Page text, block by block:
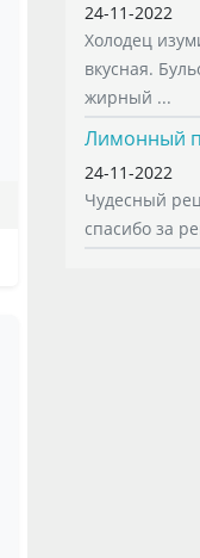
24-11-2022
Холодец
вкусная.
жирный ...
Лимонный
24-11-2022
Чудесный
спасибо за